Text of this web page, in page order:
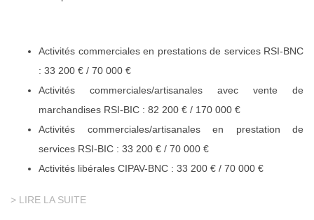
Activités commerciales en prestations de services RSI-BNC
: 33 200 € / 70 000 €
Activités commerciales/artisanales avec vente de
marchandises RSI-BIC : 82 200 € / 170 000 €
Activités commerciales/artisanales en prestation de
services RSI-BIC : 33 200 € / 70 000 €
Activités libérales CIPAV-BNC : 33 200 € / 70 000 €
> LIRE LA SUITE